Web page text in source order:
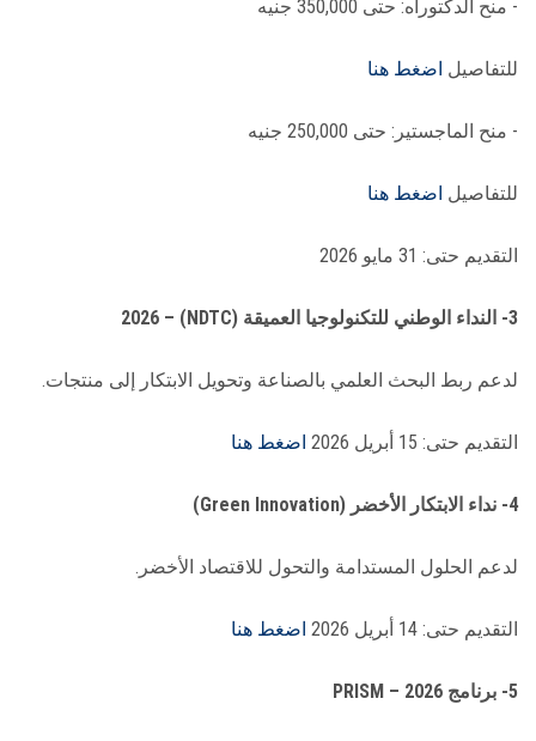
- منح الدكتوراه: حتى 350,000 جنيه
للتفاصيل اضغط هنا
- منح الماجستير: حتى 250,000 جنيه
للتفاصيل اضغط هنا
التقديم حتى: 31 مايو 2026
3- النداء الوطني للتكنولوجيا العميقة (NDTC) – 2026
لدعم ربط البحث العلمي بالصناعة وتحويل الابتكار إلى منتجات.
التقديم حتى: 15 أبريل 2026 اضغط هنا
4- نداء الابتكار الأخضر (Green Innovation)
لدعم الحلول المستدامة والتحول للاقتصاد الأخضر.
التقديم حتى: 14 أبريل 2026 اضغط هنا
5- برنامج PRISM – 2026